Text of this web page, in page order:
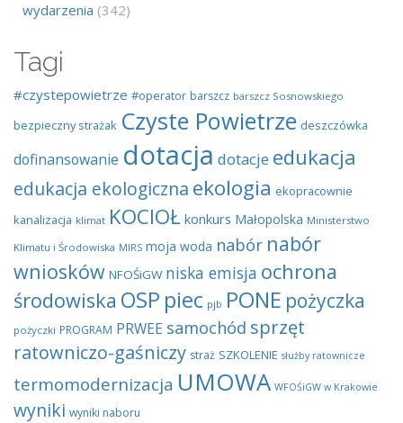
wydarzenia (342)
Tagi
#czystepowietrze #operator barszcz barszcz Sosnowskiego
bezpieczny strażak Czyste Powietrze deszczówka
dofinansowanie dotacja dotacje edukacja
edukacja ekologiczna ekologia ekopracownie
kanalizacja klimat KOCIOŁ konkurs Małopolska Ministerstwo
Klimatu i Środowiska MIRS moja woda nabór nabór
wniosków NFOŚiGW niska emisja ochrona
środowiska OSP piec pjb PONE pożyczka
pożyczki PROGRAM PRWEE samochód sprzęt
ratowniczo-gaśniczy straż SZKOLENIE służby ratownicze
termomodernizacja UMOWA WFOŚiGW w Krakowie
wyniki wyniki naboru